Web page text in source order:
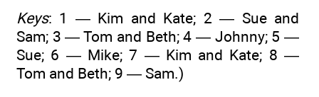
Keys: 1 — Kim and Kate; 2 — Sue and
Sam; 3 — Tom and Beth; 4 — Johnny; 5 —
Sue; 6 — Mike; 7 — Kim and Kate; 8 —
Tom and Beth; 9 — Sam.)